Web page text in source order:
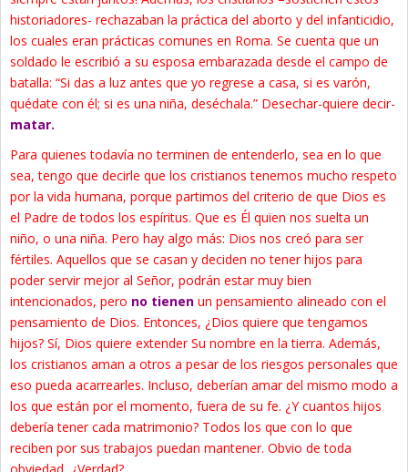
historiadores- rechazaban la práctica del aborto y del infanticidio,
los cuales eran prácticas comunes en Roma. Se cuenta que un
soldado le escribió a su esposa embarazada desde el campo de
batalla: “Si das a luz antes que yo regrese a casa, si es varón,
quédate con él; si es una niña, deséchala.” Desechar-quiere decir-
matar.
Para quienes todavía no terminen de entenderlo, sea en lo que
sea, tengo que decirle que los cristianos tenemos mucho respeto
por la vida humana, porque partimos del criterio de que Dios es
el Padre de todos los espíritus. Que es Él quien nos suelta un
niño, o una niña. Pero hay algo más: Dios nos creó para ser
fértiles. Aquellos que se casan y deciden no tener hijos para
poder servir mejor al Señor, podrán estar muy bien
intencionados, pero no tienen un pensamiento alineado con el
pensamiento de Dios. Entonces, ¿Dios quiere que tengamos
hijos? Sí, Dios quiere extender Su nombre en la tierra. Además,
los cristianos aman a otros a pesar de los riesgos personales que
eso pueda acarrearles. Incluso, deberían amar del mismo modo a
los que están por el momento, fuera de su fe. ¿Y cuantos hijos
debería tener cada matrimonio? Todos los que con lo que
reciben por sus trabajos puedan mantener. Obvio de toda